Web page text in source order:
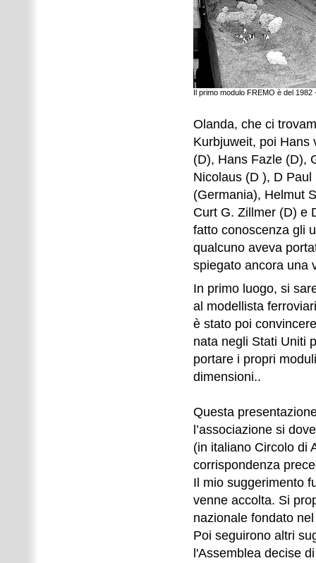
Il primo modulo FREMO è del
Olanda, che ci
Kurbjuweit, poi Hans
(D), Hans Fazle (D),
Nicolaus (D ), D
(Germania), Helmut
Curt G. Zillmer (D) e
fatto conoscenza gli
qualcuno aveva
spiegato ancora una
In primo luogo, si
al modellista
è stato poi
nata negli Stati Uniti
portare i propri
dimensioni..
Questa
l’associazione si
(in italiano Circolo di
corrispondenza
Il mio suggerimento
venne accolta. Si
nazionale fondato
Poi seguirono altri
l'Assemblea decise